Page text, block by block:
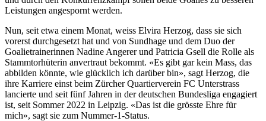
Leistungen angespornt werden.
Nun, seit etwa einem Monat, weiss Elvira Herzog, dass sie sich
vorerst durchgesetzt hat und von Sundhage und dem Duo der
Goalietrainerinnen Nadine Angerer und Patricia Gsell die Rolle als
Stammtorhüterin anvertraut bekommt. «Es gibt gar kein Mass, das
abbilden könnte, wie glücklich ich darüber bin», sagt Herzog, die
ihre Karriere einst beim Zürcher Quartierverein FC Unterstrass
lancierte und seit fünf Jahren in der deutschen Bundesliga engagiert
ist, seit Sommer 2022 in Leipzig. «Das ist die grösste Ehre für
mich», sagt sie zum Nummer-1-Status.